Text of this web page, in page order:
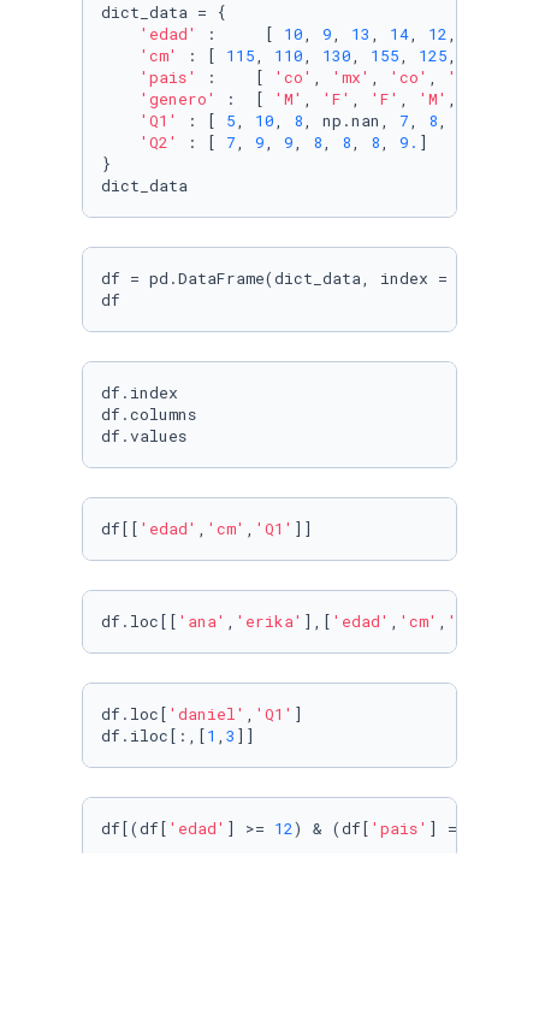
dict_data = {
'edad'
:     [ 10, 9, 13 , 14, 12,
'cm'
: [ 115, 110, 130, 155, 125,
'pais'
:    [ 'co' , 'mx' , 'co' , 'mx'
'genero'
:  [ 'M' , 'F' , 'F' , 'M' ,
'Q1'
: [ 5, 10, 8, np.nan, 7, 8,
'Q2'
: [ 7, 9, 9, 8, 8, 8, 9. ]
}
dict_data
df = pd.DataFrame(dict_data, index = [
df
df.index
df.columns
df.values
df[[ 'edad' , 'cm' , 'Q1' ]]
df.loc[[ 'ana' , 'erika' ],[ 'edad' , 'cm' , 'Q1'
df.loc[ 'daniel' , 'Q1' ]
df.iloc[:,[1 , 3 ]]
df[(df[ 'edad' ] >= 12) & (df[ 'pais' ] ==